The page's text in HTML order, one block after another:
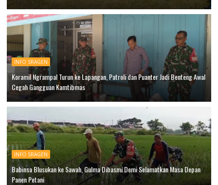
INFO SRAGEN
Koramil Ngrampal Turun ke Lapangan, Patroli dan Puanter Jadi Benteng Awal
Cegah Gangguan Kamtibmas
INFO SRAGEN
Babinsa Blusukan ke Sawah, Gulma Dibasmi Demi Selamatkan Masa Depan
Panen Petani